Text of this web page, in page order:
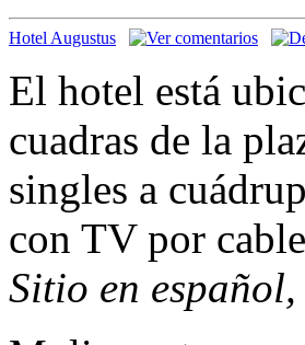
Hotel Augustus
El hotel está
cuadras de la
singles a
con TV por
Sitio en